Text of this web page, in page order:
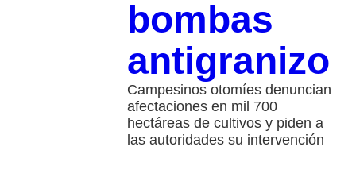
bombas
antigranizo
Campesinos otomíes denuncian
afectaciones en mil 700
hectáreas de cultivos y piden a
las autoridades su intervención